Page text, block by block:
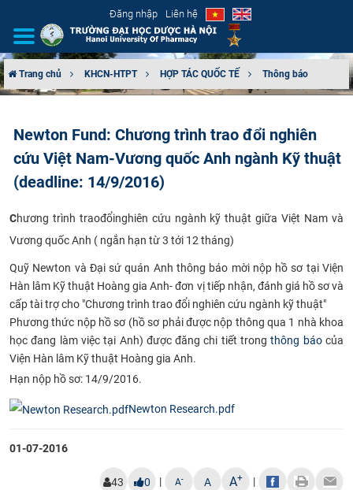
Đăng nhập Liên hệ
CƠ CẤU TỔ CHỨC
TUYỂN SINH
ĐÀO TẠO
KHOA HỌC CÔNG NGHỆ
HTQT
CỰU NGƯỜI HỌC
Trang chủ KHCN-HTPT HỢP TÁC QUỐC TẾ Thông báo
Newton Fund: Chương trình trao đổi nghiên
cứu Việt Nam-Vương quốc Anh ngành Kỹ thuật
(deadline: 14/9/2016)
Chương trình traođổinghiên cứu ngành kỹ thuật giữa Việt Nam và
Vương quốc Anh ( ngắn hạn từ 3 tới 12 tháng)
Quỹ Newton và Đại sứ quán Anh thông báo mời nộp hồ sơ tại Viện
Hàn lâm Kỹthuật Hoàng gia Anh- đơn vị tiếp nhận, đánh giá hồ sơ và
cấp tài trợ cho "Chương trình trao đổi nghiên cứu ngành kỹ thuật"
Phương thức nộp hồ sơ (hồ sơ phải được nộp thông qua 1 nhà khoa
học đang làm việc tại Anh) được đăng chi tiết trongthông báocủa
Viện Hàn lâm Kỹ thuật Hoàng gia Anh.
Hạn nộp hồ sơ: 14/9/2016.​
Newton Research.pdf
01-07-2016
43 0 | A- A A+ |